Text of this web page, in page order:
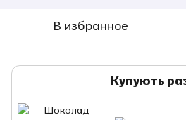
В избранное
Купують